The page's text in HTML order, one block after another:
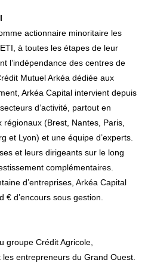
actionnaire minoritaire les
à toutes les étapes de leur
l’indépendance des centres de
Mutuel Arkéa dédiée aux
Arkéa Capital intervient depuis
d’activité, partout en
(Brest, Nantes, Paris,
et Lyon) et une équipe d’experts.
et leurs dirigeants sur le long
complémentaires.
d’entreprises, Arkéa Capital
d’encours sous gestion.
groupe Crédit Agricole,
entrepreneurs du Grand Ouest.